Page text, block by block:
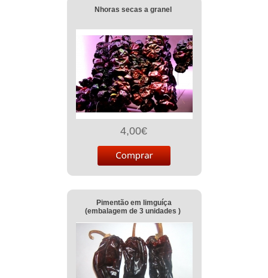
Nhoras secas a granel
4,00€
Pimentão em limguíça
(embalagem de 3 unidades )